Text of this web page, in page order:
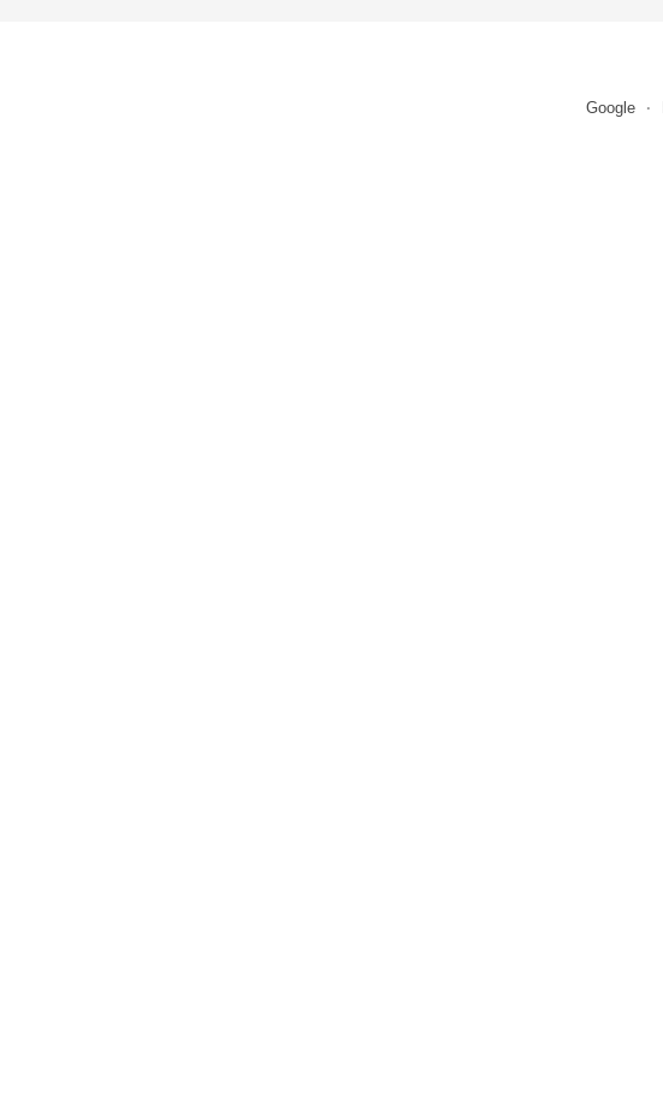
Google